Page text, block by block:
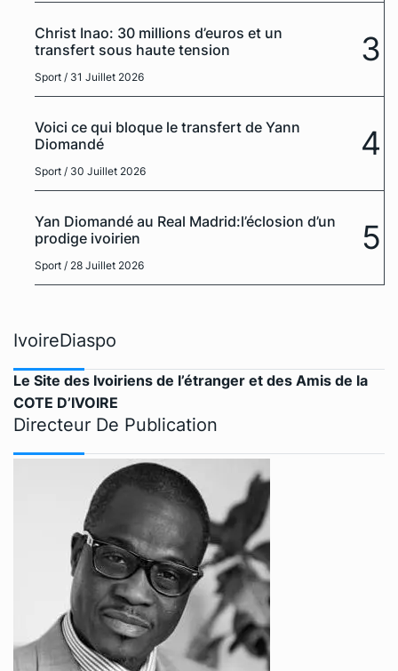
Christ Inao: 30 millions d’euros et un
transfert sous haute tension
Sport / 31 Juillet 2026
3
Voici ce qui bloque le transfert de Yann
Diomandé
Sport / 30 Juillet 2026
4
Yan Diomandé au Real Madrid:l’éclosion d’un
prodige ivoirien
Sport / 28 Juillet 2026
5
IvoireDiaspo
Le Site des Ivoiriens de l’étranger et des Amis de la
COTE D’IVOIRE
Directeur De Publication